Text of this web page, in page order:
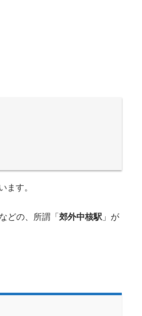
ます。
どの、所謂「 郊外中核駅 」が